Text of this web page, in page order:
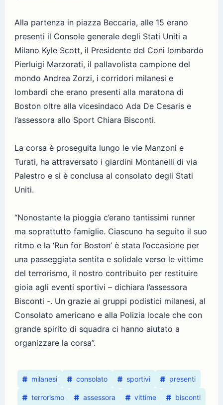
Alla partenza in piazza Beccaria, alle 15 erano
presenti il Console generale degli Stati Uniti a
Milano Kyle Scott, il Presidente del Coni lombardo
Pierluigi Marzorati, il pallavolista campione del
mondo Andrea Zorzi, i corridori milanesi e
lombardi che erano presenti alla maratona di
Boston oltre alla vicesindaco Ada De Cesaris e
l’assessora allo Sport Chiara Bisconti.
La corsa è proseguita lungo le vie Manzoni e
Turati, ha attraversato i giardini Montanelli di via
Palestro e si è conclusa al consolato degli Stati
Uniti.
“Nonostante la pioggia c’erano tantissimi runner
ma soprattutto famiglie. Ciascuno ha seguito il suo
ritmo e la ‘Run for Boston’ è stata l’occasione per
una passeggiata sentita e solidale verso le vittime
del terrorismo, il nostro contribuito per restituire
gioia agli eventi sportivi – dichiara l’assessora
Bisconti -. Un grazie ai gruppi podistici milanesi, al
Consolato americano e alla Polizia locale che con
grande spirito di squadra ci hanno aiutato a
organizzare la corsa”.
milanesi consolato sportivi presenti
terrorismo assessora vittime bisconti